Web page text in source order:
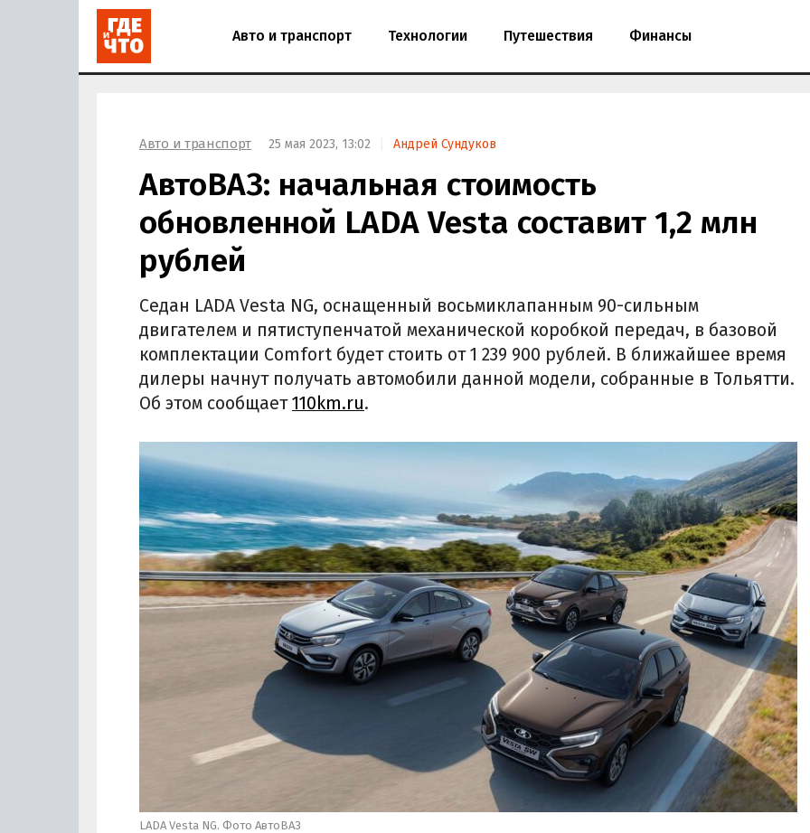
Авто и транспорт Технологии Путешествия Финансы
Авто и транспорт 25 мая 2023, 13:02 Андрей Сундуков
АвтоВАЗ: начальная стоимость
обновленной LADA Vesta составит 1,2 млн
рублей
Седан LADA Vesta NG, оснащенный восьмиклапанным 90-сильным
двигателем и пятиступенчатой механической коробкой передач, в базовой
комплектации Comfort будет стоить от 1 239 900 рублей. В ближайшее время
дилеры начнут получать автомобили данной модели, собранные в Тольятти.
Об этом сообщает110km.ru.
LADA Vesta NG. Фото АвтоВАЗ